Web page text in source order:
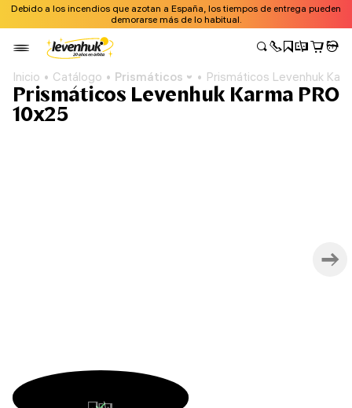
Debido a los incendios que azotan a España, los tiempos de entrega pueden
demorarse más de lo habitual.
Inicio Catálogo Prismáticos Prismáticos Levenhuk
Prismáticos Levenhuk Karma PRO
10x25